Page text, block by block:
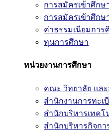
การสมัครเข้าศึก
การสมัครเข้าศึก
ค่าธรรมเนียมการ
ทุนการศึกษา
หน่วยงานการศึกษา
คณะ วิทยาลัย แล
สำนักงานการทะเ
สำนักบริหารเทคโ
สำนักบริหารกิจกา